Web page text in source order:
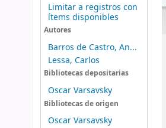
Limitar a registros con
ítems disponibles
Autores
Barros de Castro, An...
Lessa, Carlos
Bibliotecas depositarias
Oscar Varsavsky
Bibliotecas de origen
Oscar Varsavsky